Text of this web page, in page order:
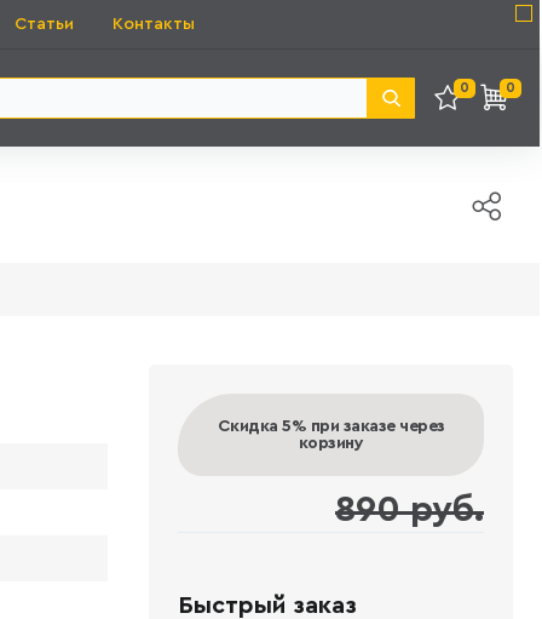
Статьи Контакты
0 0
Скидка 5% при заказе через
корзину
890 руб.
Быстрый заказ